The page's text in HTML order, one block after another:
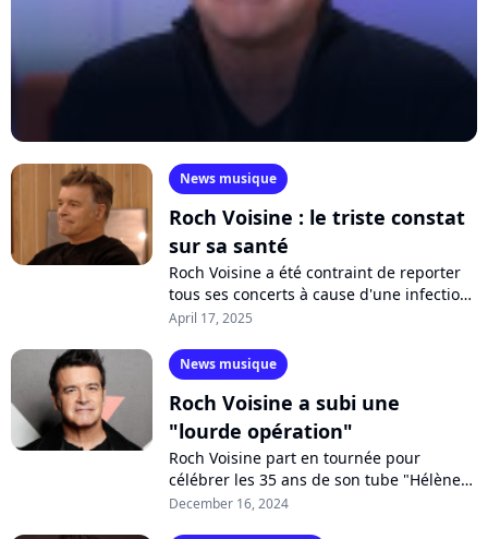
News musique
Roch Voisine : le triste constat
sur sa santé
Roch Voisine a été contraint de reporter
tous ses concerts à cause d'une infection
liée à un virus. Affecté au niveau de
April 17, 2025
News musique
Roch Voisine a subi une
"lourde opération"
Roch Voisine part en tournée pour
célébrer les 35 ans de son tube "Hélène".
Un soulagement après de longs mois
December 16, 2024